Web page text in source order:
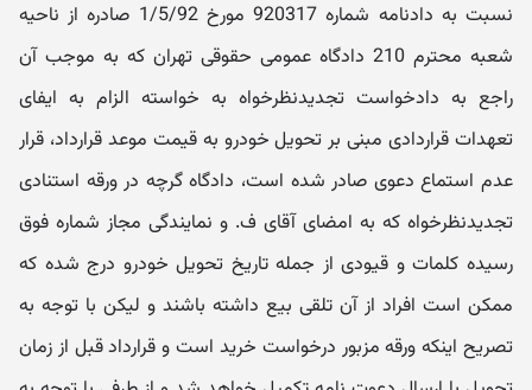
نسبت به دادنامه شماره 920317 مورخ 1/5/92 صادره از ناحیه
شعبه محترم 210 دادگاه عمومی حقوقی تهران که به موجب آن
راجع به دادخواست تجدیدنظرخواه به خواسته الزام به ایفای
تعهدات قراردادی مبنی بر تحویل خودرو به قیمت موعد قرارداد، قرار
عدم استماع دعوی صادر شده است، دادگاه گرچه در ورقه استنادی
تجدیدنظرخواه که به امضای آقای ف. و نمایندگی مجاز شماره فوق
رسیده کلمات و قیودی از جمله تاریخ تحویل خودرو درج شده که
ممکن است افراد از آن تلقی بیع داشته باشند و لیکن با توجه به
تصریح اینکه ورقه مزبور درخواست خرید است و قرارداد قبل از زمان